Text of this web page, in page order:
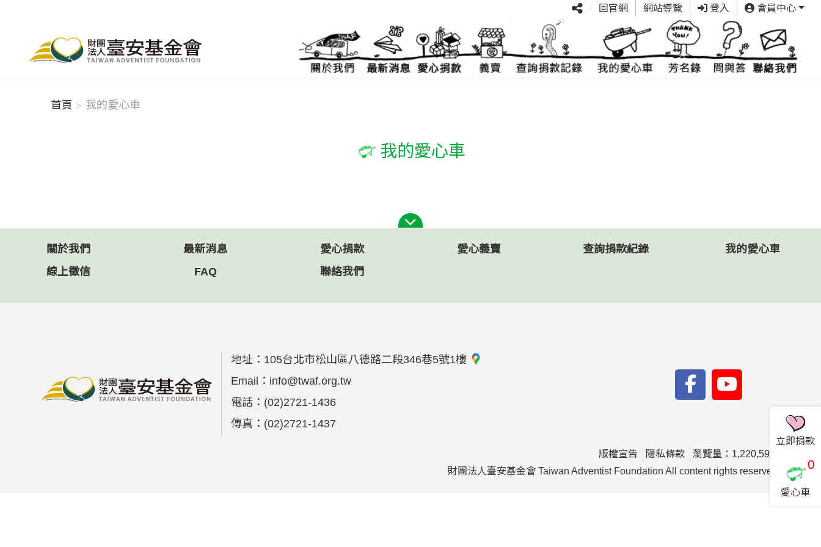
回官網 網站導覽 登入 會員中心
首頁 我的愛心車
我的愛心車
關於我們 最新消息 愛心捐款 愛心義賣 查詢捐款紀錄
我的愛心車
線上徵信
FAQ 聯絡我們
地址： 105台北市松山區八德路二段346巷5號1樓
Email： info@twaf.org.tw
電話： (02)2721-1436
傳真： (02)2721-1437
版權宣告 隱私條款
瀏覽量：1,220,599
財團法人臺安基金會 Taiwan Adventist Foundation All content rights reserved.
立即捐款
0
愛心車